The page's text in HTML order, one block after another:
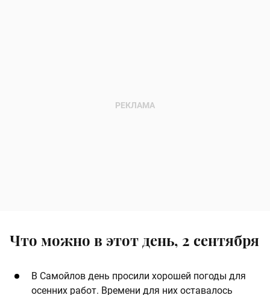
Что можно в этот день, 2 сентября
В Самойлов день просили хорошей погоды для
осенних работ. Времени для них оставалось